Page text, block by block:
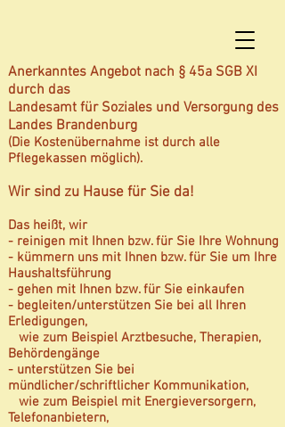
Anerkanntes Angebot nach § 45a SGB XI
durch das
Landesamt für Soziales und Versorgung des
Landes Brandenburg
(Die Kostenübernahme ist durch alle
Pflegekassen möglich).
Wir sind zu Hause für Sie da!
Das heißt, wir
- reinigen mit Ihnen bzw. für Sie Ihre Wohnung
- kümmern uns mit Ihnen bzw. für Sie um Ihre
Haushaltsführung
- gehen mit Ihnen bzw. für Sie einkaufen
- begleiten/unterstützen Sie bei all Ihren
Erledigungen,
wie zum Beispiel Arztbesuche, Therapien,
Behördengänge
- unterstützen Sie bei
mündlicher/schriftlicher Kommunikation,
wie zum Beispiel mit Energieversorgern,
Telefonanbietern,